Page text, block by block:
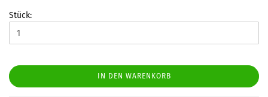
Stück:
IN DEN WARENKORB